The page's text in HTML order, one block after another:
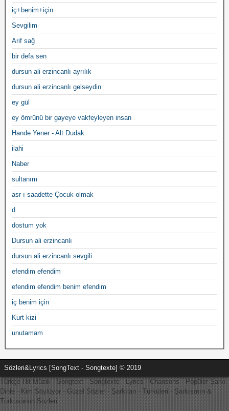
iç+benim+için
Sevgilim
Arif sağ
bir defa sen
dursun ali erzincanlı ayrılık
dursun ali erzincanlı gelseydin
ey gül
ey ömrünü bir gayeye vakfeyleyen insan
Hande Yener - Alt Dudak
ilahi
Naber
sultanım
asr-ı saadette Çocuk olmak
d
dostum yok
Dursun ali erzincanlı
dursun ali erzincanlı sevgili
efendim efendim
efendim efendim benim efendim
iç benim için
Kurt kizi
unutamam
Sözleri&Lyrics [SongText - Songtexte] © 2019
Türkçe Hit Müzik - Songtext - Songtexte - Lyrics - Chansons - Popüler Şarkı
Dinle - Kim Söylüyor - Güzel Sözler - Şarkıları - Türküleri - Şarkısının &
Türküsünün Sözleri